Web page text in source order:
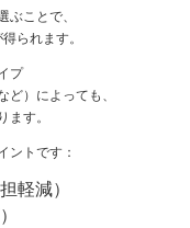
ぶことで、
られます。
プ
ど）によっても、
ます。
ントです：
軽減）